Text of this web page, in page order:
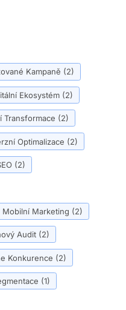
Kampaně (2)
Ekosystém (2)
Transformace (2)
Optimalizace (2)
(2)
Mobilní Marketing (2)
Audit (2)
Konkurence (2)
(1)